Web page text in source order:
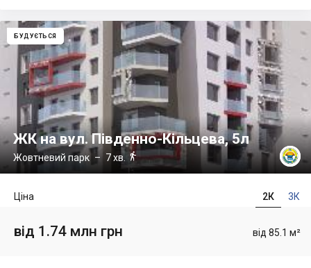
БУДУЄТЬСЯ
ЖК на вул. Південно-Кільцева, 5л
Жовтневий парк – 7 хв. 
2К 3К
Ціна
від 85.1 м²
від 1.74 млн грн